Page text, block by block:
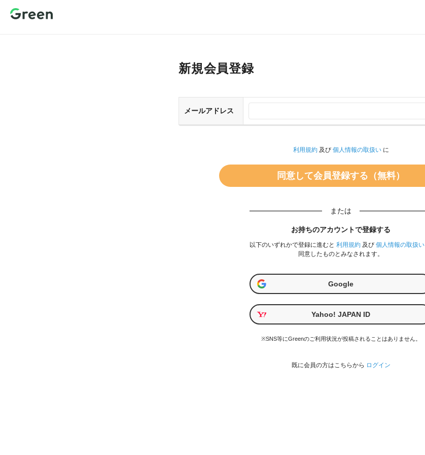
新規会員登録
メールアドレス
利用規約及び 個人情報の取扱いに
または
お持ちのアカウントで登録する
以下のいずれかで登録に進むと 利用規約 及び 個人情報の取扱い
同意したものとみなされます。
Google
Yahoo! JAPAN ID
※SNS等にGreenのご利用状況が投稿されることはありません。
既に会員の方はこちらから ログイン